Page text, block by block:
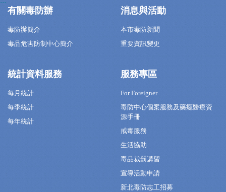
有關毒防辦
毒防辦簡介
毒品危害防制中心簡介
消息與活動
本市毒防新聞
重要資訊變更
統計資料服務
每月統計
每季統計
每年統計
服務專區
For Foreigner
毒防中心個案服務及藥癮醫療資
源手冊
戒毒服務
生活協助
毒品裁罰講習
宣導活動申請
新北毒防志工招募